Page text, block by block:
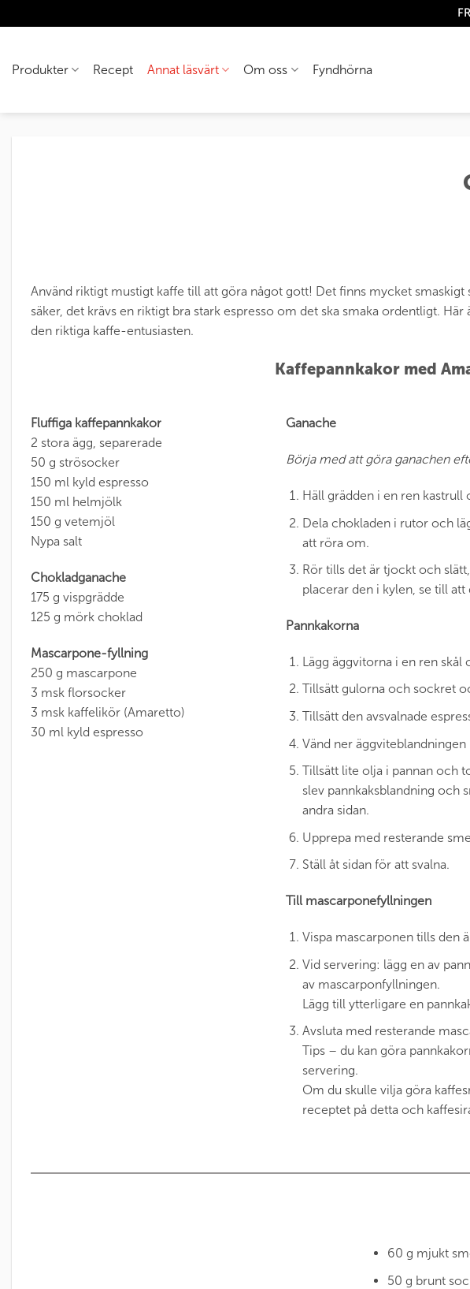
to
Produkter Recept Annat läsvärt Om oss Fyndhörna
Använd riktigt mustigt kaffe till att göra något gott! Det finns mycket
säker, det krävs en riktigt bra stark espresso om det ska smaka ordentligt.
den riktiga kaffe-entusiasten.
Kaffepannkakor med
Fluffiga kaffepannkakor
2 stora ägg, separerade
50 g strösocker
150 ml kyld espresso
150 ml helmjölk
150 g vetemjöl
Nypa salt
Chokladganache
175 g vispgrädde
125 g mörk choklad
Mascarpone-fyllning
250 g mascarpone
3 msk florsocker
3 msk kaffelikör (Amaretto)
30 ml kyld espresso
Ganache
Börja med att göra ganachen
Häll grädden i en ren kastrull
Dela chokladen i rutor och
att röra om.
Rör tills det är tjockt och
placerar den i kylen, se till
Pannkakorna
Lägg äggvitorna i en ren
Tillsätt gulorna och sockret
Tillsätt den avsvalnade
Vänd ner
Tillsätt lite olja i pannan och
slev pannkaksblandning och
andra sidan.
Upprepa med resterande
Ställ åt sidan för att svalna.
Till mascarponefyllningen
Vispa mascarponen tills den
Vid servering: lägg en av
av mascarponfyllningen.
Lägg till ytterligare en
Avsluta med resterande
Tips – du kan göra
servering.
Om du skulle vilja göra
receptet på detta och
60 g mjukt
50 g brunt